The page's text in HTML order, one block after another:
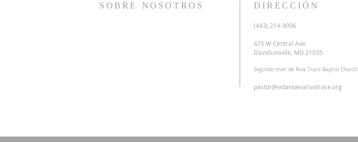
SOBRE NOSOTROS DIRECCIÓN
(443) 214-9096
475 W Central Ave.
Davidsonville, MD 21035
Segundo nivel de Riva Trace Baptist Church
pastor@vidanuevarivatrace.org